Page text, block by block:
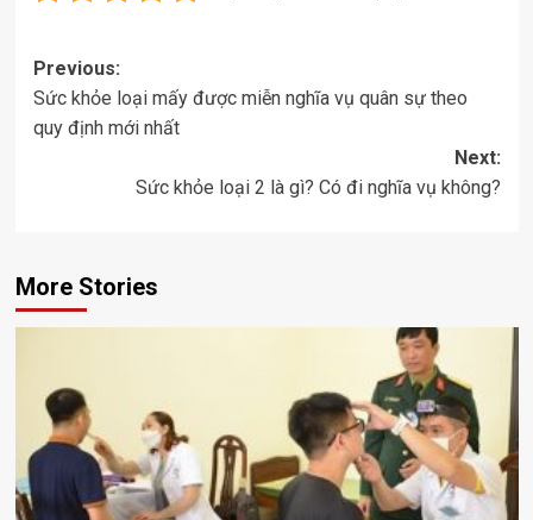
Post
navigation
Previous:
Sức khỏe loại mấy được miễn nghĩa vụ quân sự theo
quy định mới nhất
Next:
Sức khỏe loại 2 là gì? Có đi nghĩa vụ không?
More Stories